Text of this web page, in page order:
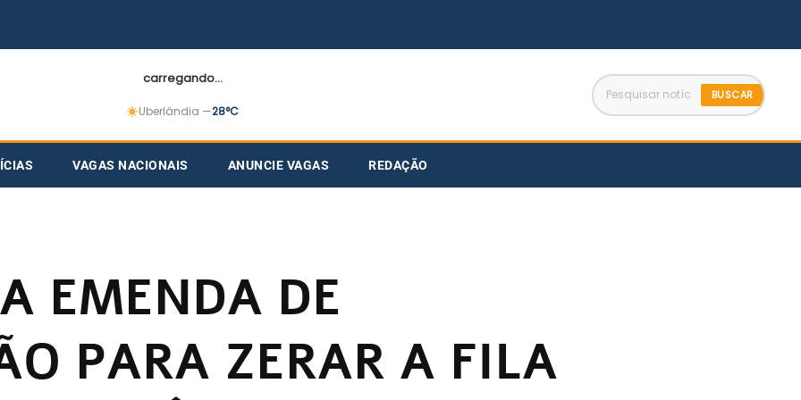
carregando...
Uberlândia —28°C
BUSCAR
VAGAS NACIONAIS ANUNCIE VAGAS REDAÇÃO
EMENDA DE
PARA ZERAR A FILA